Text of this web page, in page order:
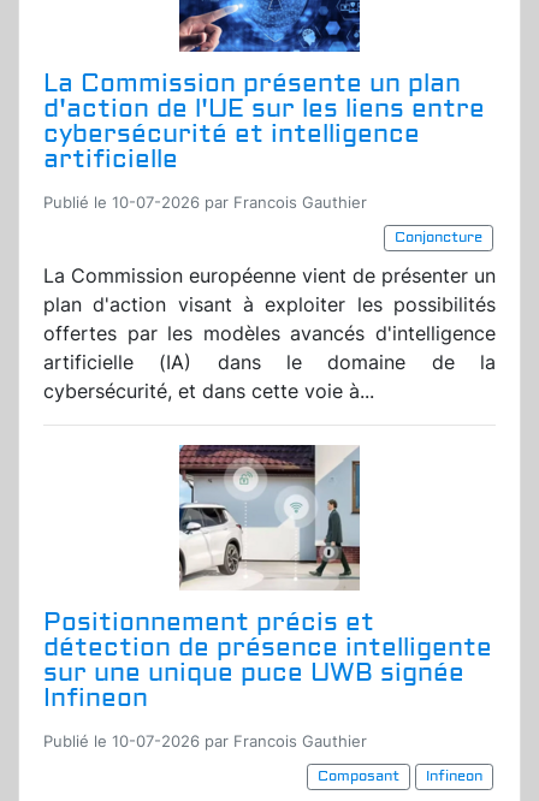
La Commission présente un plan
d'action de l'UE sur les liens entre
cybersécurité et intelligence
artificielle
Publié le 10-07-2026 par Francois Gauthier
Conjoncture
La Commission européenne vient de présenter un
plan d'action visant à exploiter les possibilités
offertes par les modèles avancés d'intelligence
artificielle (IA) dans le domaine de la
cybersécurité, et dans cette voie à...
Positionnement précis et
détection de présence intelligente
sur une unique puce UWB signée
Infineon
Publié le 10-07-2026 par Francois Gauthier
Composant
Infineon